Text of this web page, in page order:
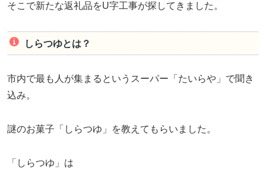
そこで新たな返礼品をU字工事が探してきました。
しらつゆとは？
市内で最も人が集まるというスーパー「たいらや」で聞き
込み。
謎のお菓子「しらつゆ」を教えてもらいました。
「しらつゆ」は